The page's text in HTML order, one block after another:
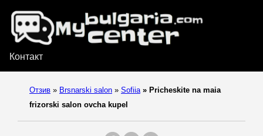
Контакт
Отзив » Brsnarski salon » Sofiia » Pricheskite na maia
frizorski salon ovcha kupel